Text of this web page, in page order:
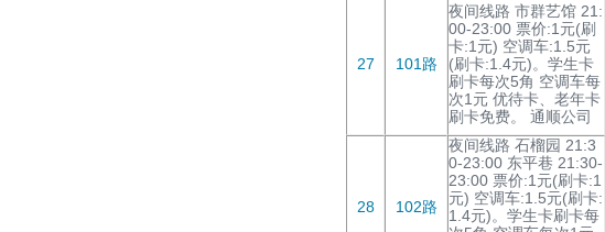
27 101路
夜间线路 市群艺馆 21:
00-23:00 票价:1元(刷
卡:1元) 空调车:1.5元
(刷卡:1.4元)。学生卡
刷卡每次5角 空调车每
次1元 优待卡、老年卡
刷卡免费。 通顺公司
28 102路
夜间线路 石榴园 21:3
0-23:00 东平巷 21:30-
23:00 票价:1元(刷卡:1
元) 空调车:1.5元(刷卡:
1.4元)。学生卡刷卡每